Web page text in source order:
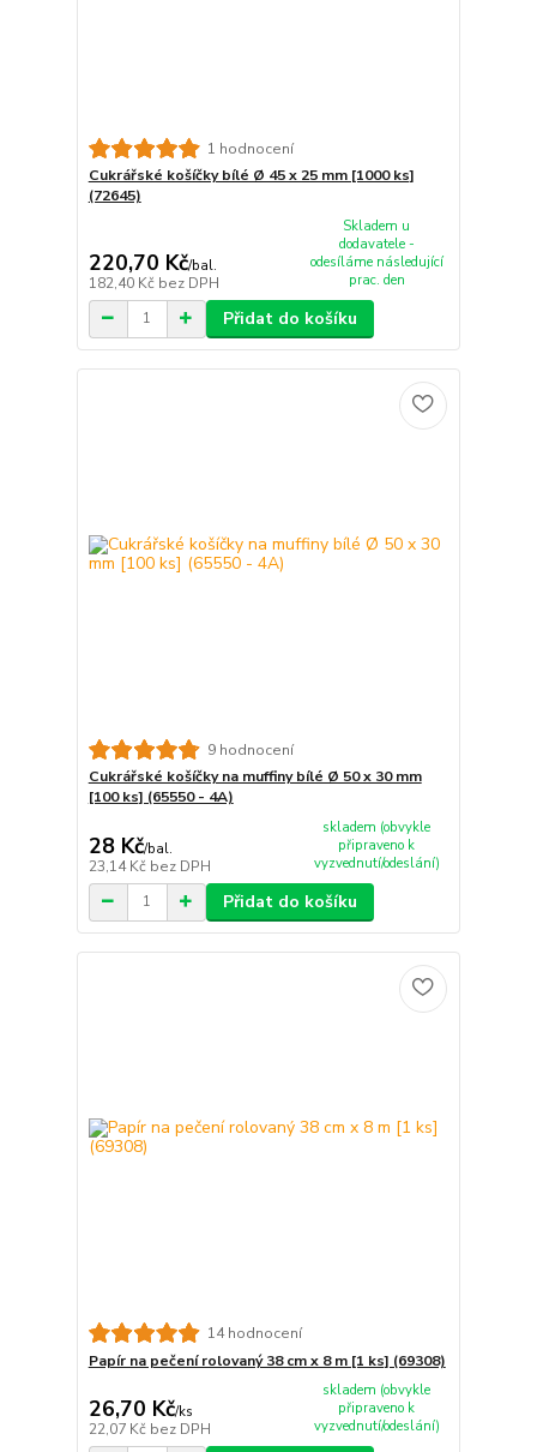
1 hodnocení
Cukrářské košíčky bílé Ø 45 x 25 mm [1000 ks]
(72645)
220,70 Kč/bal.
182,40 Kč bez DPH
Skladem u
dodavatele -
odesíláme následující
prac. den
Přidat do košíku
9 hodnocení
Cukrářské košíčky na muffiny bílé Ø 50 x 30 mm
[100 ks] (65550 - 4A)
28 Kč/bal.
23,14 Kč bez DPH
skladem (obvykle
připraveno k
vyzvednutí/odeslání)
Přidat do košíku
14 hodnocení
Papír na pečení rolovaný 38 cm x 8 m [1 ks] (69308)
26,70 Kč/ks
22,07 Kč bez DPH
skladem (obvykle
připraveno k
vyzvednutí/odeslání)